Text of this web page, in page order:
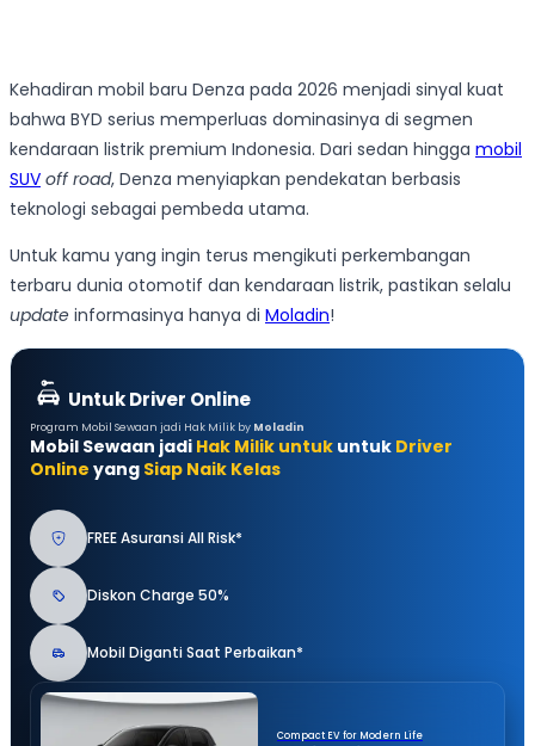
Kehadiran mobil baru Denza pada 2026 menjadi sinyal kuat
bahwa BYD serius memperluas dominasinya di segmen
kendaraan listrik premium Indonesia. Dari sedan hingga mobil
SUV off road, Denza menyiapkan pendekatan berbasis
teknologi sebagai pembeda utama.
Untuk kamu yang ingin terus mengikuti perkembangan
terbaru dunia otomotif dan kendaraan listrik, pastikan selalu
update informasinya hanya di Moladin!
Untuk Driver Online
Program Mobil Sewaan jadi Hak Milik by Moladin
Mobil Sewaan jadi Hak Milik untuk untuk Driver
Online yang Siap Naik Kelas
FREE Asuransi All Risk*
Diskon Charge 50%
Mobil Diganti Saat Perbaikan*
Compact EV for Modern Life